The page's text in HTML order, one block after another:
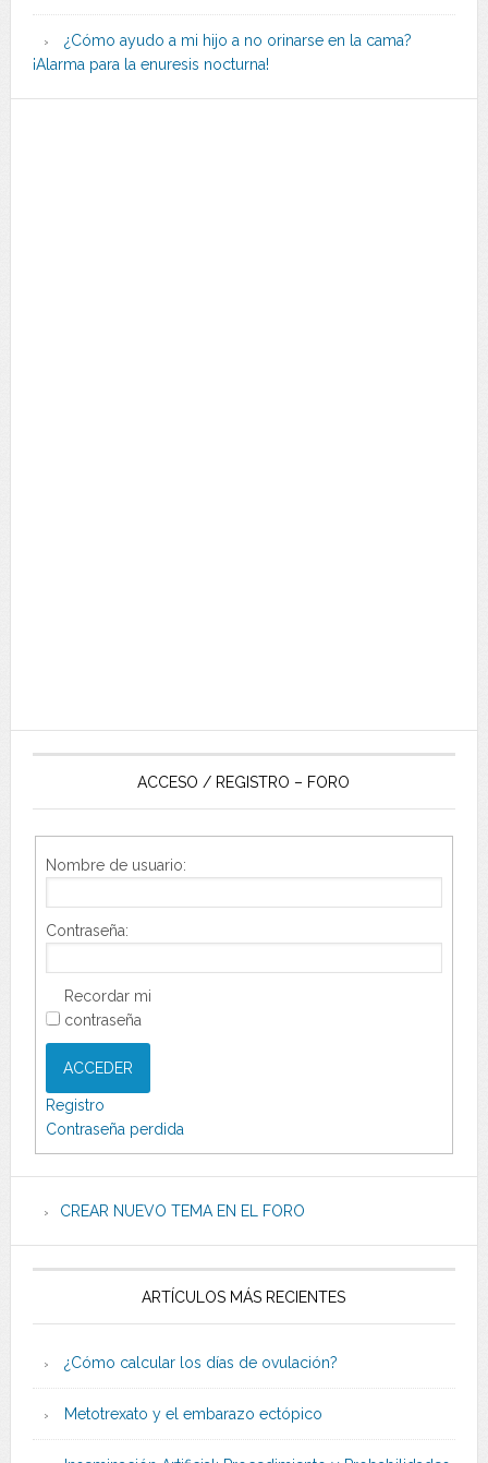
¿Cómo ayudo a mi hijo a no orinarse en la cama?
¡Alarma para la enuresis nocturna!
ACCESO / REGISTRO – FORO
Nombre de usuario:
Contraseña:
Recordar mi
contraseña
ACCEDER
Registro
Contraseña perdida
CREAR NUEVO TEMA EN EL FORO
ARTÍCULOS MÁS RECIENTES
¿Cómo calcular los días de ovulación?
Metotrexato y el embarazo ectópico